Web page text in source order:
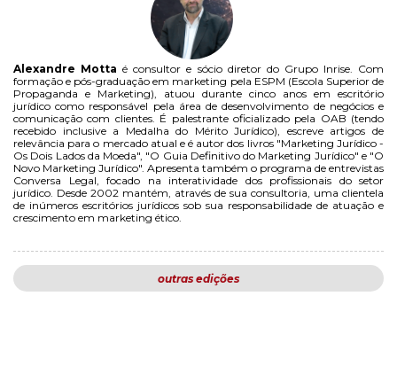
Alexandre Motta é consultor e sócio diretor do Grupo Inrise. Com
formação e pós-graduação em marketing pela ESPM (Escola Superior de
Propaganda e Marketing), atuou durante cinco anos em escritório
jurídico como responsável pela área de desenvolvimento de negócios e
comunicação com clientes. É palestrante oficializado pela OAB (tendo
recebido inclusive a Medalha do Mérito Jurídico), escreve artigos de
relevância para o mercado atual e é autor dos livros "Marketing Jurídico -
Os Dois Lados da Moeda", "O Guia Definitivo do Marketing Jurídico" e "O
Novo Marketing Jurídico". Apresenta também o programa de entrevistas
Conversa Legal, focado na interatividade dos profissionais do setor
jurídico. Desde 2002 mantém, através de sua consultoria, uma clientela
de inúmeros escritórios jurídicos sob sua responsabilidade de atuação e
crescimento em marketing ético.
outras edições